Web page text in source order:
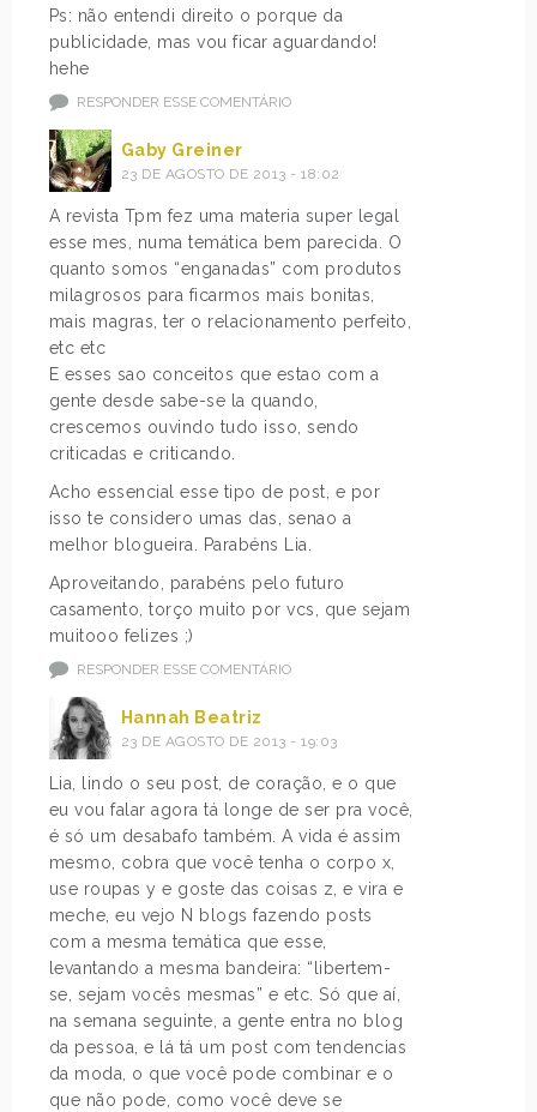
Ps: não entendi direito o porque da
publicidade, mas vou ficar aguardando!
hehe
RESPONDER ESSE COMENTÁRIO
Gaby Greiner
23 DE AGOSTO DE 2013 - 18:02
A revista Tpm fez uma materia super legal
esse mes, numa temática bem parecida. O
quanto somos “enganadas” com produtos
milagrosos para ficarmos mais bonitas,
mais magras, ter o relacionamento perfeito,
etc etc
E esses sao conceitos que estao com a
gente desde sabe-se la quando,
crescemos ouvindo tudo isso, sendo
criticadas e criticando.
Acho essencial esse tipo de post, e por
isso te considero umas das, senao a
melhor blogueira. Parabéns Lia.
Aproveitando, parabéns pelo futuro
casamento, torço muito por vcs, que sejam
muitooo felizes ;)
RESPONDER ESSE COMENTÁRIO
Hannah Beatriz
23 DE AGOSTO DE 2013 - 19:03
Lia, lindo o seu post, de coração, e o que
eu vou falar agora tá longe de ser pra você,
é só um desabafo também. A vida é assim
mesmo, cobra que você tenha o corpo x,
use roupas y e goste das coisas z, e vira e
meche, eu vejo N blogs fazendo posts
com a mesma temática que esse,
levantando a mesma bandeira: “libertem-
se, sejam vocês mesmas” e etc. Só que aí,
na semana seguinte, a gente entra no blog
da pessoa, e lá tá um post com tendencias
da moda, o que você pode combinar e o
que não pode, como você deve se